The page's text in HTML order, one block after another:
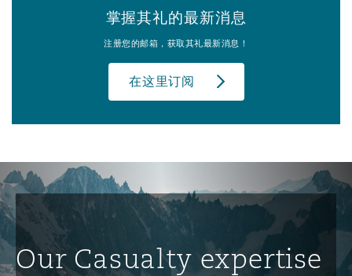
掌握其礼的最新消息
注册您的邮箱，获取其礼最新消息！
在这里订阅
Our Casualty expertise